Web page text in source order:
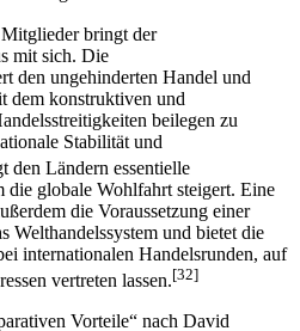
bringt der
mit sich. Die
den ungehinderten Handel und
dem konstruktiven und
beilegen zu
Stabilität und
den Ländern essentielle
globale Wohlfahrt steigert. Eine
die Voraussetzung einer
Welthandelssystem und bietet die
internationalen Handelsrunden, auf